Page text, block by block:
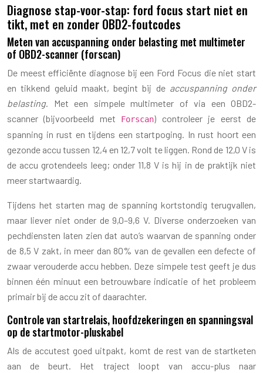
Diagnose stap-voor-stap: ford focus start niet en
tikt, met en zonder OBD2-foutcodes
Meten van accuspanning onder belasting met multimeter
of OBD2-scanner (forscan)
De meest efficiënte diagnose bij een Ford Focus die niet start
en tikkend geluid maakt, begint bij de accuspanning onder
belasting. Met een simpele multimeter of via een OBD2-
scanner (bijvoorbeeld met
Forscan) controleer je eerst de
spanning in rust en tijdens een startpoging. In rust hoort een
gezonde accu tussen 12,4 en 12,7 volt te liggen. Rond de 12,0 V is
de accu grotendeels leeg; onder 11,8 V is hij in de praktijk niet
meer startwaardig.
Tijdens het starten mag de spanning kortstondig terugvallen,
maar liever niet onder de 9,0–9,6 V. Diverse onderzoeken van
pechdiensten laten zien dat auto’s waarvan de spanning onder
de 8,5 V zakt, in meer dan 80% van de gevallen een defecte of
zwaar verouderde accu hebben. Deze simpele test geeft je dus
binnen één minuut een betrouwbare indicatie of het probleem
primair bij de accu zit of daarachter.
Controle van startrelais, hoofdzekeringen en spanningsval
op de startmotor-pluskabel
Als de accutest goed uitpakt, komt de rest van de startketen
aan de beurt. Het traject loopt van accu-plus naar